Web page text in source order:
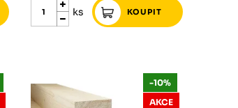
ks
-10%
AKCE